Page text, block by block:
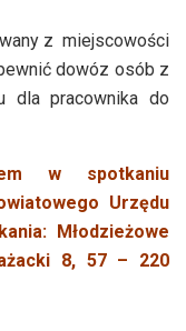
z miejscowości
dowóz osób z
dla pracownika do
w spotkaniu
Urzędu
Młodzieżowe
8, 57 – 220